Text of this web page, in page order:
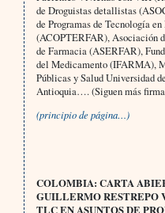
de Droguistas detallistas
de Programas de Tecnología
(ACOPTERFAR), Asociación
de Farmacia (ASERFAR),
del Medicamento (IFARMA),
Públicas y Salud Universidad
Antioquia…. (Siguen más
(principio de página…)
COLOMBIA: CARTA
GUILLERMO RESTREPO
TLC EN ASUNTOS DE